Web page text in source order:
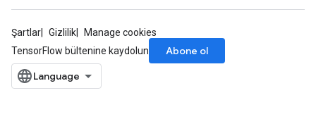
Şartlar Gizlilik
Manage cookies
TensorFlow bültenine kaydolun
Abone ol